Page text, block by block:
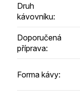
Druh
kávovníku:
Doporučená
příprava:
Forma kávy: